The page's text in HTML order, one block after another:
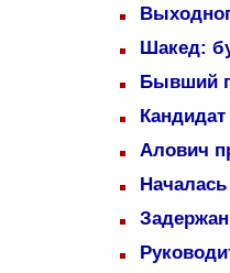
Шакед:
Бывший
Алович